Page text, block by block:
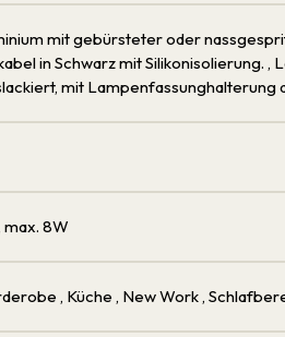
mit gebürsteter oder
in Schwarz mit Silikonisolierung. ,
mit Lampenfassunghalterung
max. 8W
, Küche , New Work,